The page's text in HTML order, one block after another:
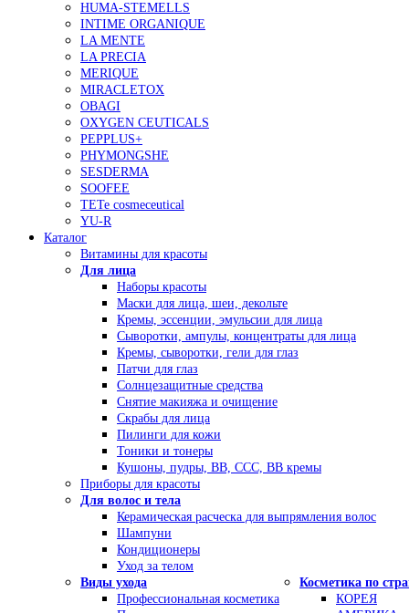
HUMA-STEMELLS
INTIME ORGANIQUE
LA MENTE
LA PRECIA
MERIQUE
MIRACLETOX
OBAGI
OXYGEN CEUTICALS
PEPPLUS+
PHYMONGSHE
SESDERMA
SOOFEE
TETe cosmeceutical
YU-R
Каталог
Витамины для красоты
Для лица
Наборы красоты
Маски для лица, шеи, декольте
Кремы, эссенции, эмульсии для лица
Сыворотки, ампулы, концентраты для лица
Кремы, сыворотки, гели для глаз
Патчи для глаз
Солнцезащитные средства
Снятие макияжа и очищение
Скрабы для лица
Пилинги для кожи
Тоники и тонеры
Кушоны, пудры, ВВ, ССС, ВВ кремы
Приборы для красоты
Для волос и тела
Керамическая расческа для выпрямления волос
Шампуни
Кондиционеры
Уход за телом
Виды ухода
Профессиональная косметика
Косметика по
КОРЕЯ